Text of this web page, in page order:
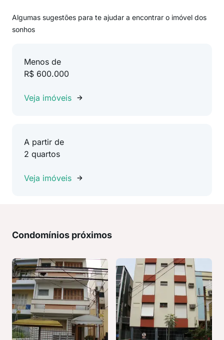
Algumas sugestões para te ajudar a encontrar o imóvel dos
sonhos
Menos de
R$ 600.000
Veja imóveis
A partir de
2 quartos
Veja imóveis
Condomínios próximos